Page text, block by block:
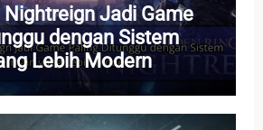
Nightreign Jadi Game
dengan Sistem
Lebih Modern